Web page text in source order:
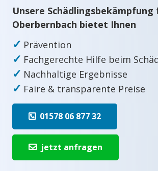
Unsere Schädlingsbekämpfung
Oberbernbach bietet Ihnen
✓ Prävention
✓ Fachgerechte Hilfe beim
✓ Nachhaltige Ergebnisse
✓ Faire & transparente Preise
01578 06 877 32
jetzt anfragen